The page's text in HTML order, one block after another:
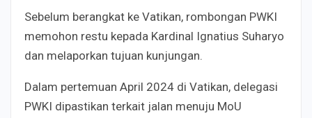
Sebelum berangkat ke Vatikan, rombongan PWKI
memohon restu kepada Kardinal Ignatius Suharyo
dan melaporkan tujuan kunjungan.
Dalam pertemuan April 2024 di Vatikan, delegasi
PWKI dipastikan terkait jalan menuju MoU